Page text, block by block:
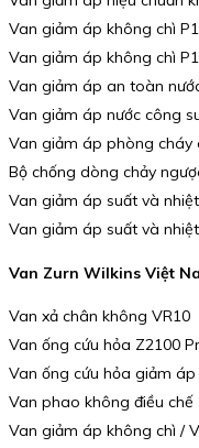
Van giảm áp không chì
Van giảm áp không chì
Van giảm áp an toàn
Van giảm áp nước công
Van giảm áp phòng cháy
Bộ chống dòng chảy
Van giảm áp suất và
Van giảm áp suất và
Van Zurn Wilkins Việt
Van xả chân không VR10
Van ống cứu hỏa Z2100
Van ống cứu hỏa giảm áp
Van phao không điều chế
Van giảm áp không chì /